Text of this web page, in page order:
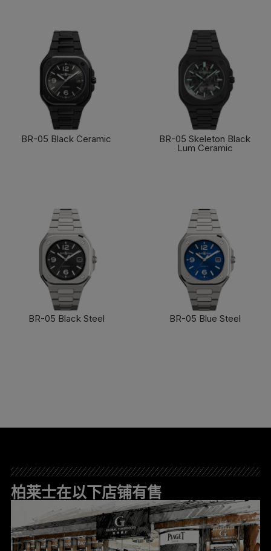
BR-05 Black Ceramic
BR-05 Skeleton Black
Lum Ceramic
BR-05 Black Steel
BR-05 Blue Steel
柏莱士在以下店铺有售